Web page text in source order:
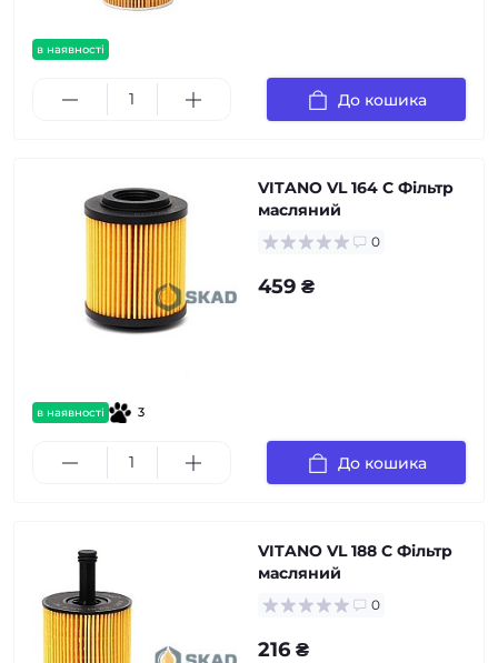
в наявності
До кошика
в наявності 3
VITANO VL 164 С Фільтр
масляний
0
459 ₴
До кошика
VITANO VL 188 C Фільтр
масляний
0
216 ₴